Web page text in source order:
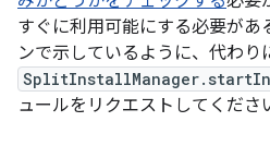
すぐに利用可能にする必要があ
ンで示しているように、代わり
ュールをリクエストしてくださ